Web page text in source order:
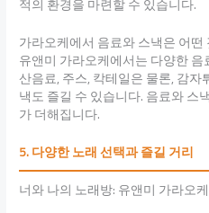
가라오케에서 음료와 스낵은 어떤
유앤미 가라오케에서는 다양한
산음료, 주스, 칵테일은 물론, 감
낵도 즐길 수 있습니다. 음료와 스
가 더해집니다.
5. 다양한 노래 선택과 즐길 거리
너와 나의 노래방: 유앤미 가라오